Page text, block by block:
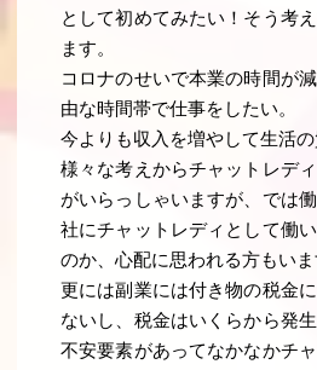
として初めてみたい！そう考
ます。
コロナのせいで本業の時間が
由な時間帯で仕事をしたい。
今よりも収入を増やして生活の
様々な考えからチャットレデ
がいらっしゃいますが、では
社にチャットレディとして働
のか、心配に思われる方もいま
更には副業には付き物の税金
ないし、税金はいくらから発
不安要素があってなかなかチ